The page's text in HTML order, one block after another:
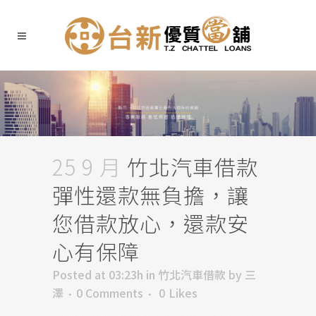
25 9 月 竹北汽車借款
彈性還款無負擔，讓
您借款放心，還款安
心有保障
Posted at 03:23h in 竹北汽車借款 by 三
澤
0 Comments 0 Likes